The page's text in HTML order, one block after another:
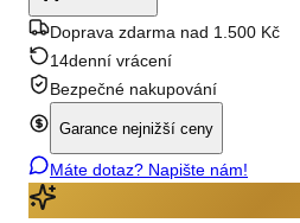
Doprava zdarma nad 1.500 Kč
14denní vrácení
Bezpečné nakupování
Garance nejnižší ceny
Máte dotaz? Napište nám!